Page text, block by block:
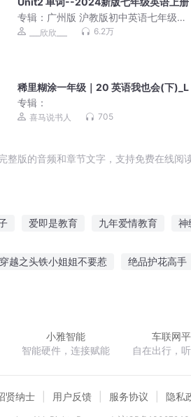
专辑： 广州版 沪教版初中英语七年级上
册 课本配套音频
___欣欣___ 6.2万
稀里糊涂一年级｜20 英语我也会(下)_L
专辑：
喜马说书人 705
版的音频和章节文字，支持免费在线阅
爱即是教育 九年爱情教育 神
穿越之头铁小姐姐不要惹 绝品护花高手
小雅智能
智能硬件，连接赋能
车联网
自在出行，
贤纳士 用户反馈 服务协议 隐私